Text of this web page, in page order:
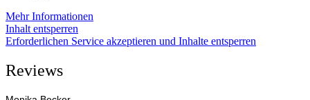
Mehr Informationen
Inhalt entsperren
Erforderlichen Service akzeptieren und Inhalte entsperren
Reviews